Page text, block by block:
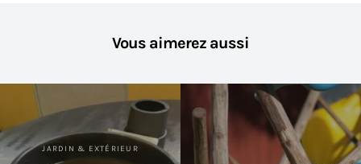
Vous aimerez aussi
JARDIN & EXTÉRIEUR